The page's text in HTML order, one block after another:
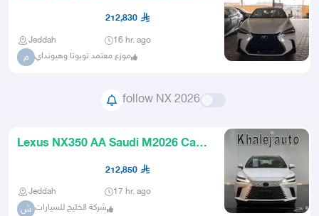
212,830
Jeddah 16 hr. ago
م موزع معتمد تويوتا وهيونداي
follow NX 2026
Lexus NX350 AA Saudi M2026 Cash
212,850
Jeddah 17 hr. ago
ش شركة الخليج للسيارات